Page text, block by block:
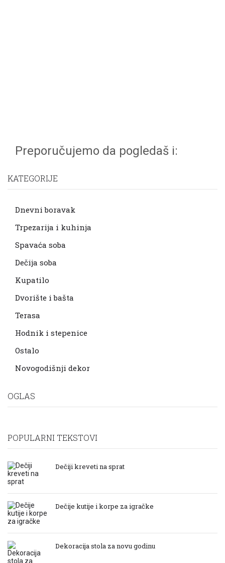
Preporučujemo da pogledaš i:
KATEGORIJE
Dnevni boravak
Trpezarija i kuhinja
Spavaća soba
Dečija soba
Kupatilo
Dvorište i bašta
Terasa
Hodnik i stepenice
Ostalo
Novogodišnji dekor
OGLAS
POPULARNI TEKSTOVI
Dečiji kreveti na sprat
Dečije kutije i korpe za igračke
Dekoracija stola za novu godinu